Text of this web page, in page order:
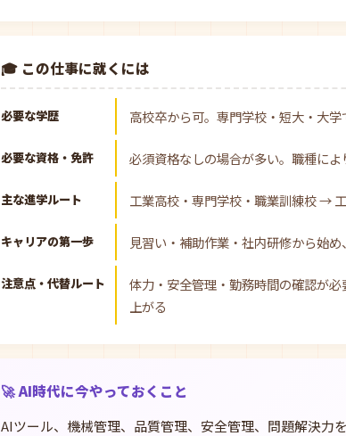
🎓 この仕事に就くには
必要な学歴 高校卒から可。専門学校・短大・大
必要な資格・免許 必須資格なしの場合が多い。職種に
主な進学ルート 工業高校・専門学校・職業訓練校 →
キャリアの第一歩 見習い・補助作業・社内研修から始
注意点・代替ルート
体力・安全管理・勤務時間の確認が
上がる
🚀 AI時代に今やっておくこと
AIツール、機械管理、品質管理、安全管理、問題解決力を